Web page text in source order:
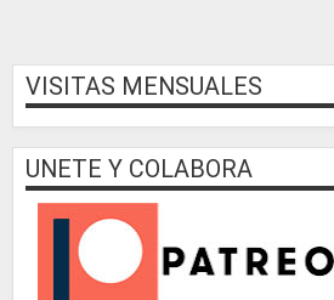
VISITAS MENSUALES
UNETE Y COLABORA